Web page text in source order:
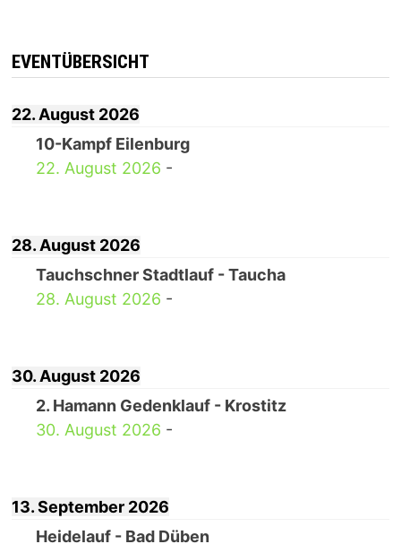
EVENTÜBERSICHT
22. August 2026
10-Kampf Eilenburg
22. August 2026 -
28. August 2026
Tauchschner Stadtlauf - Taucha
28. August 2026 -
30. August 2026
2. Hamann Gedenklauf - Krostitz
30. August 2026 -
13. September 2026
Heidelauf - Bad Düben